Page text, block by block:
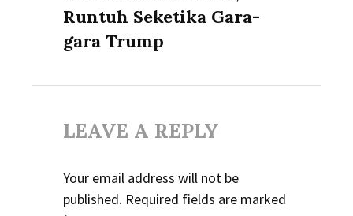
post:
Runtuh Seketika Gara-
gara Trump
LEAVE A REPLY
Your email address will not be
published. Required fields are marked